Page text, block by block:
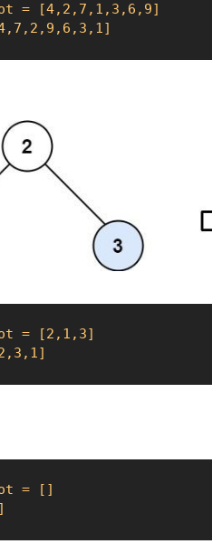
= [4,2,7,1,3,6,9]
= [2,1,3]
= []